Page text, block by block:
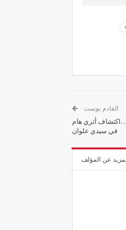
القادم بوست
أثري هام
في سيدي علوان
عن المؤلف